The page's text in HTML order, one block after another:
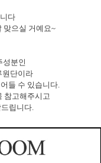
다
맞으실 거예요~
성분인
원단이라
들 수 있습니다.
참고해주시고
립니다.